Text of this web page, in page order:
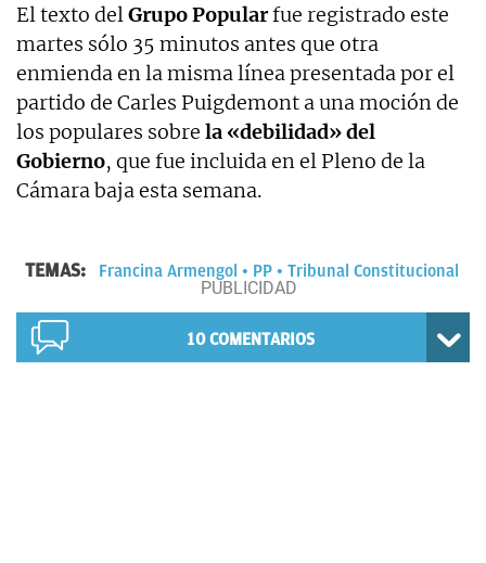
El texto delGrupo Popularfue registrado este
martes sólo 35 minutos antes que otra
enmienda en la misma línea presentada por el
partido de Carles Puigdemont a una moción de
los populares sobre la «debilidad» del
Gobierno, que fue incluida en el Pleno de la
Cámara baja esta semana.
TEMAS: Francina Armengol PP Tribunal Constitucional
10COMENTARIOS